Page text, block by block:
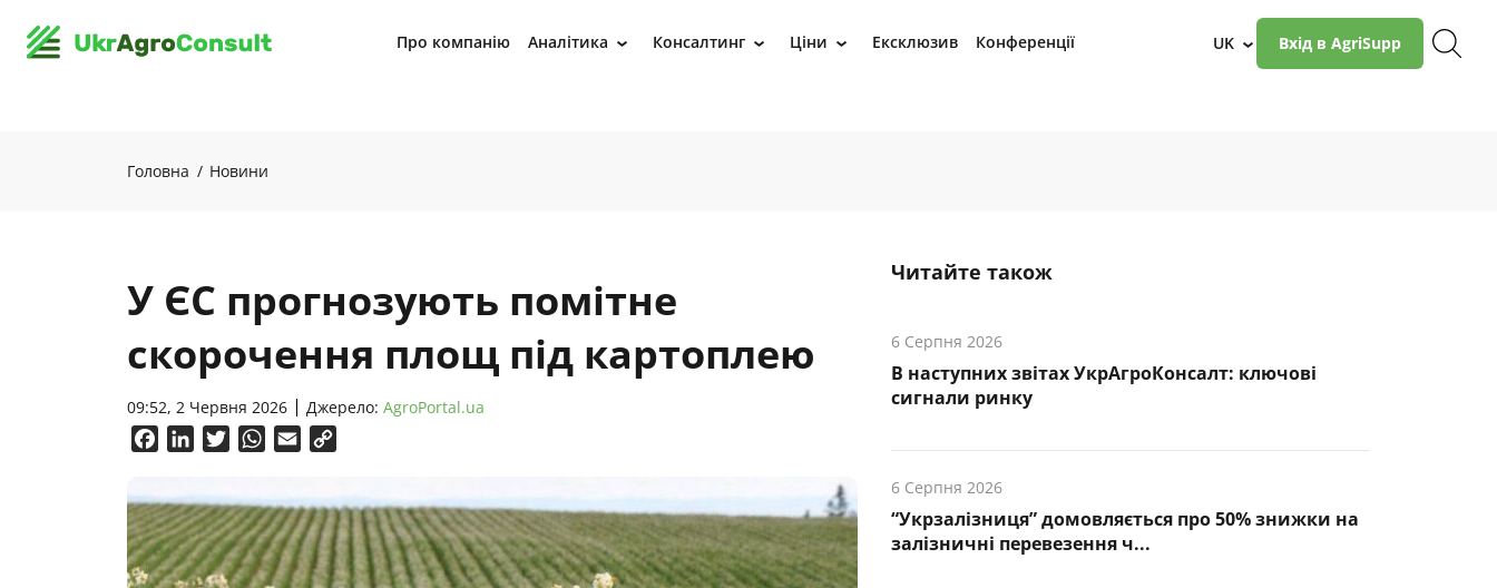
Про компанію Аналітика › Консалтинг › Ціни › Ексклюзив Конференції UK › Вхід в AgriSupp
Головна Новини
У ЄС прогнозують помітне
скорочення площ під картоплею
09:52, 2 Червня 2026 Джерело: AgroPortal.ua
FacebookLinkedInTwitterWhatsApp
Email
Читайте також
6 Серпня 2026
В наступних звітах УкрАгроКонсалт: ключові
cигнали ринку
6 Серпня 2026
“Укрзалізниця” домовляється про 50% знижки на
залізничні перевезення ч...